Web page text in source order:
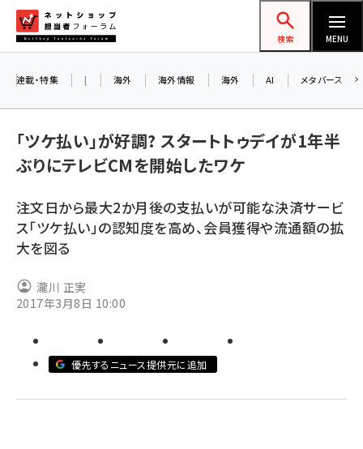
ン
ネットショップ担当者フォーラム
検索 MENU
yahoo (1900)
楽天 (1871)
アスクル (1119)
ビィ・フォアード (773)
連載・特集 | 海外 海外情報 海外 AI メタバース
「ツケ払い」が好調? スタートトゥデイが1年半
ぶりにテレビCMを開始したワケ
注文日から最大2か月後の支払いが可能な決済サービ
ス「ツケ払い」の認知度を高め、会員獲得や流通額の拡
大を図る
瀧川 正実
2017年3月8日 10:00
優先するニュース提供元に追加
お知ら
AIが
アル
8/26（
交流